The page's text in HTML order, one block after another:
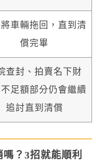
車輛拖回，直到清
償完畢
查封、拍賣名下財
足額部分仍會繼續
追討直到清償
？3招就能順利